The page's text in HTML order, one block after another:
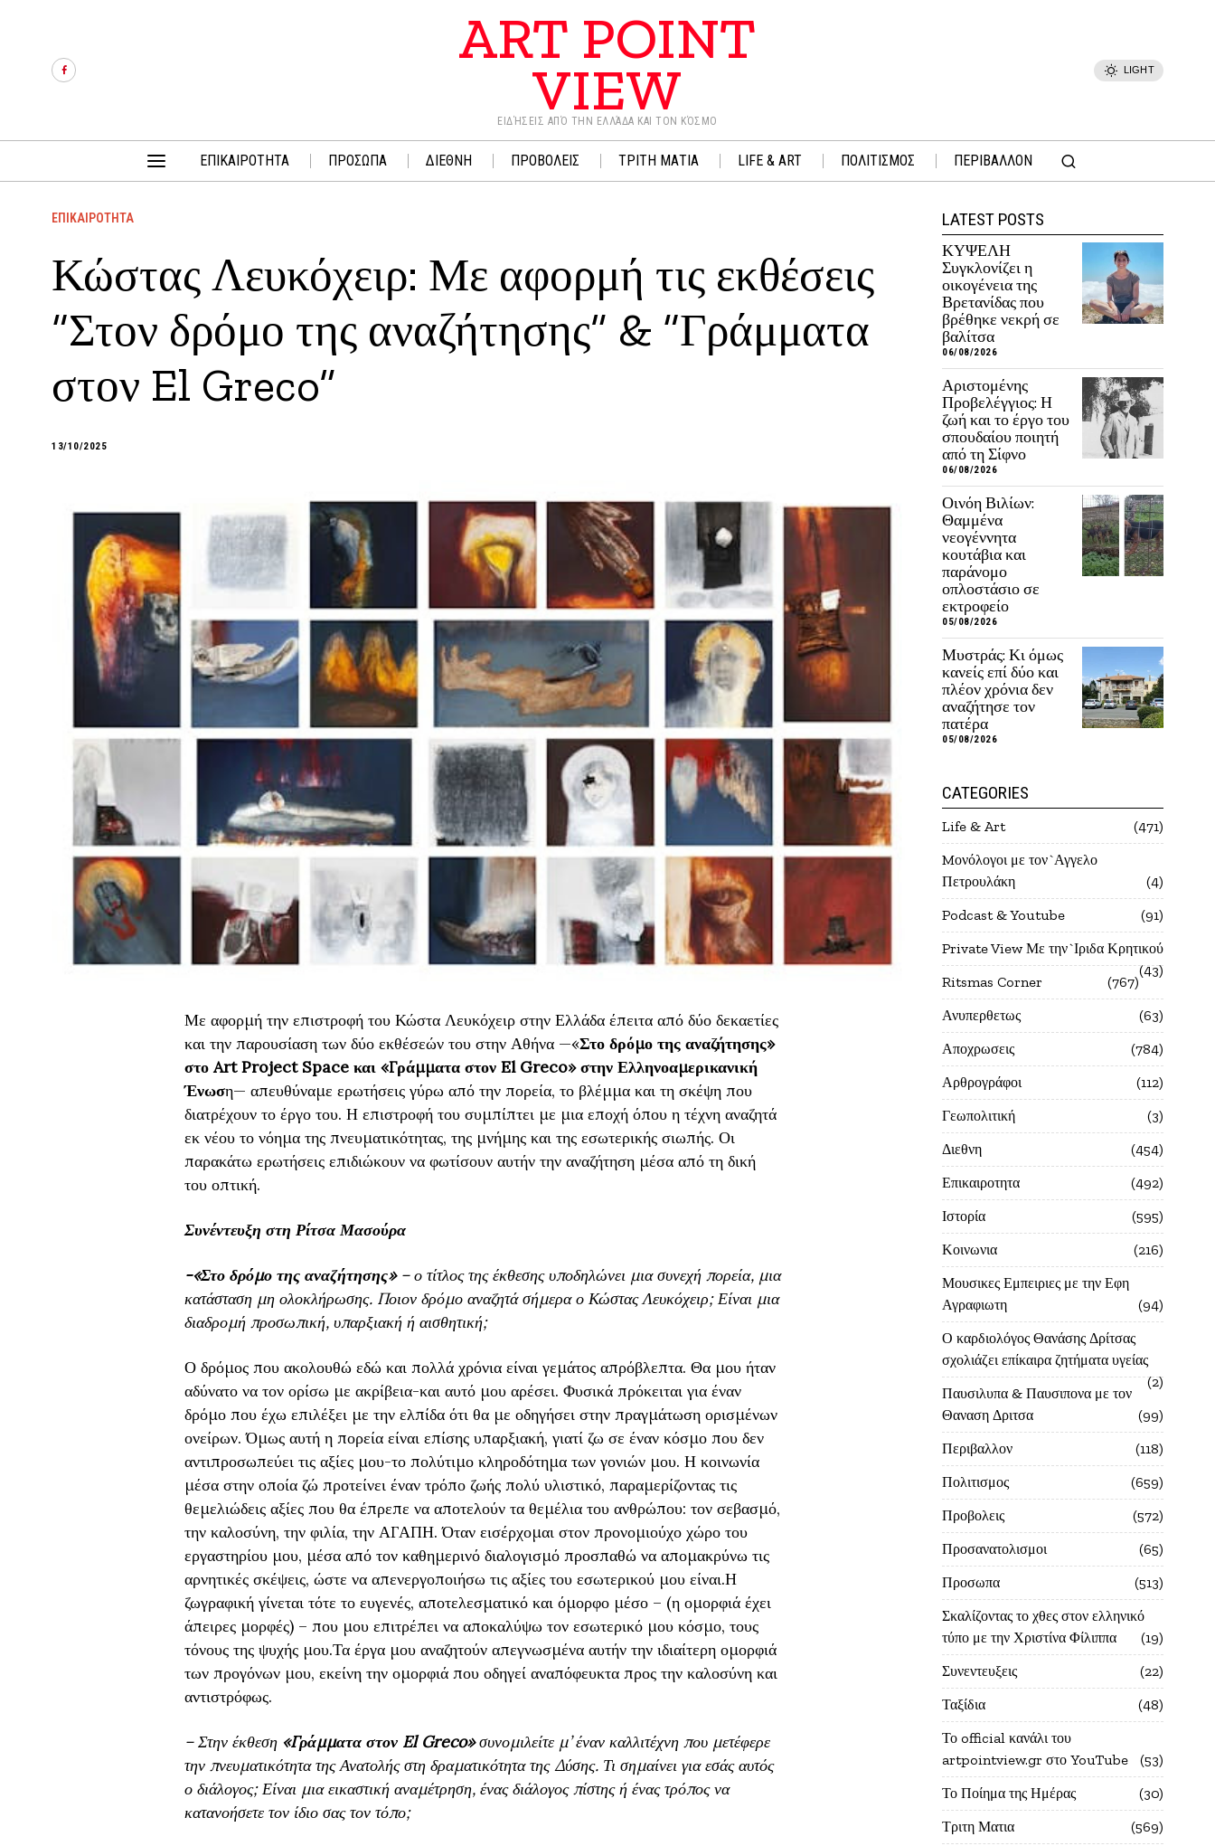
ART POINT
VIEW
ΕΙΔΉΣΕΙΣ ΑΠΌ ΤΗΝ ΕΛΛΆΔΑ ΚΑΙ ΤΟΝ ΚΌΣΜΟ
LIGHT
ΕΠΙΚΑΙΡΟΤΗΤΑ ΠΡΟΣΩΠΑ ΔΙΕΘΝΗ ΠΡΟΒΟΛΕΙΣ ΤΡΙΤΗ ΜΑΤΙΑ LIFE & ART ΠΟΛΙΤΙΣΜΟΣ ΠΕΡΙΒΑΛΛΟΝ
ΕΠΙΚΑΙΡΟΤΗΤΑ
Κώστας Λευκόχειρ: Με αφορμή τις εκθέσεις
“Στον δρόμο της αναζήτησης” & “Γράμματα
στον El Greco”
13/10/2025
Με αφορμή την επιστροφή του Κώστα Λευκόχειρ στην Ελλάδα έπειτα από δύο δεκαετίες
και την παρουσίαση των δύο εκθέσεών του στην Αθήνα —«Στο δρόμο της αναζήτησης»
στο Art Project Space και «Γράμματα στον El Greco» στην Ελληνοαμερικανική
Ένωση— απευθύναμε ερωτήσεις γύρω από την πορεία, το βλέμμα και τη σκέψη που
διατρέχουν το έργο του. Η επιστροφή του συμπίπτει με μια εποχή όπου η τέχνη αναζητά
εκ νέου το νόημα της πνευματικότητας, της μνήμης και της εσωτερικής σιωπής. Οι
παρακάτω ερωτήσεις επιδιώκουν να φωτίσουν αυτήν την αναζήτηση μέσα από τη δική
του οπτική.
Συνέντευξη στη Ρίτσα Μασούρα
-«Στο δρόμο της αναζήτησης»– ο τίτλος της έκθεσης υποδηλώνει μια συνεχή πορεία, μια
κατάσταση μη ολοκλήρωσης. Ποιον δρόμο αναζητά σήμερα ο Κώστας Λευκόχειρ; Είναι μια
διαδρομή προσωπική, υπαρξιακή ή αισθητική;
Ο δρόμος που ακολουθώ εδώ και πολλά χρόνια είναι γεμάτος απρόβλεπτα. Θα μου ήταν
αδύνατο να τον ορίσω με ακρίβεια-και αυτό μου αρέσει. Φυσικά πρόκειται για έναν
δρόμο που έχω επιλέξει με την ελπίδα ότι θα με οδηγήσει στην πραγμάτωση ορισμένων
ονείρων. Όμως αυτή η πορεία είναι επίσης υπαρξιακή, γιατί ζω σε έναν κόσμο που δεν
αντιπροσωπεύει τις αξίες μου-το πολύτιμο κληροδότημα των γονιών μου. Η κοινωνία
μέσα στην οποία ζώ προτείνει έναν τρόπο ζωής πολύ υλιστικό, παραμερίζοντας τις
θεμελιώδεις αξίες που θα έπρεπε να αποτελούν τα θεμέλια του ανθρώπου: τον σεβασμό,
την καλοσύνη, την φιλία, την ΑΓΑΠΗ. Όταν εισέρχομαι στον προνομιούχο χώρο του
εργαστηρίου μου, μέσα από τον καθημερινό διαλογισμό προσπαθώ να απομακρύνω τις
αρνητικές σκέψεις, ώστε να απενεργοποιήσω τις αξίες του εσωτερικού μου είναι.Η
ζωγραφική γίνεται τότε το ευγενές, αποτελεσματικό και όμορφο μέσο – (η ομορφιά έχει
άπειρες μορφές) – που μου επιτρέπει να αποκαλύψω τον εσωτερικό μου κόσμο, τους
τόνους της ψυχής μου.Τα έργα μου αναζητούν απεγνωσμένα αυτήν την ιδιαίτερη ομορφιά
των προγόνων μου, εκείνη την ομορφιά που οδηγεί αναπόφευκτα προς την καλοσύνη και
αντιστρόφως.
– Στην έκθεση «Γράμματα στον El Greco»συνομιλείτε μ’ έναν καλλιτέχνη που μετέφερε
την πνευματικότητα της Ανατολής στη δραματικότητα της Δύσης. Τι σημαίνει για εσάς αυτός
ο διάλογος; Είναι μια εικαστική αναμέτρηση, ένας διάλογος πίστης ή ένας τρόπος να
κατανοήσετε τον ίδιο σας τον τόπο;
LATEST POSTS
ΚΥΨΕΛΗ
Συγκλονίζει η
οικογένεια της
Βρετανίδας που
βρέθηκε νεκρή σε
βαλίτσα
06/08/2026
Αριστομένης
Προβελέγγιος: Η
ζωή και το έργο του
σπουδαίου ποιητή
από τη Σίφνο
06/08/2026
Οινόη Βιλίων:
Θαμμένα
νεογέννητα
κουτάβια και
παράνομο
οπλοστάσιο σε
εκτροφείο
05/08/2026
Μυστράς: Κι όμως
κανείς επί δύο και
πλέον χρόνια δεν
αναζήτησε τον
πατέρα
05/08/2026
CATEGORIES
Life & Art
471
Mονόλογοι με τον`Αγγελο
Πετρουλάκη
4
Podcast & Youtube
91
Private View Με την`Ιριδα Κρητικού
43
Ritsmas Corner
767
Ανυπερθετως
63
Αποχρωσεις
784
Αρθρογράφοι
112
Γεωπολιτική
3
Διεθνη
454
Επικαιροτητα
492
Ιστορία
595
Κοινωνια
216
Μουσικες Εμπειριες με την Εφη
Αγραφιωτη
94
Ο καρδιολόγος Θανάσης Δρίτσας
σχολιάζει επίκαιρα ζητήματα υγείας
2
Παυσιλυπα & Παυσιπονα με τον
Θαναση Δριτσα
99
Περιβαλλον
118
Πολιτισμος
659
Προβολεις
572
Προσανατολισμοι
65
Προσωπα
513
Σκαλίζοντας το χθες στον ελληνικό
τύπο με την Χριστίνα Φίλιππα
19
Συνεντευξεις
22
Ταξίδια
48
Το official κανάλι του
artpointview.gr στο YouTube
53
Το Ποίημα της Ημέρας
30
Τριτη Ματια
569